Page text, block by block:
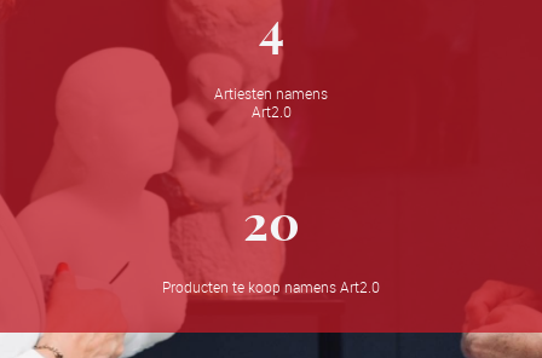
4
Artiesten namens
Art2.0
20
Producten te koop namens Art2.0